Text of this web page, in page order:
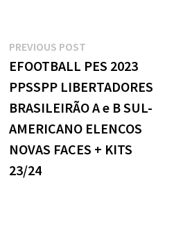
Navegação
de
Post
PREVIOUS POSTPrevious
post:
EFOOTBALL PES 2023
PPSSPP LIBERTADORES
BRASILEIRÃO A e B SUL-
AMERICANO ELENCOS
NOVAS FACES + KITS
23/24